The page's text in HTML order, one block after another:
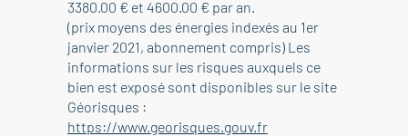
3380.00 € et 4600.00 € par an.
(prix moyens des énergies indexés au 1er
janvier 2021, abonnement compris) Les
informations sur les risques auxquels ce
bien est exposé sont disponibles sur le site
Géorisques :
https://www.georisques.gouv.fr